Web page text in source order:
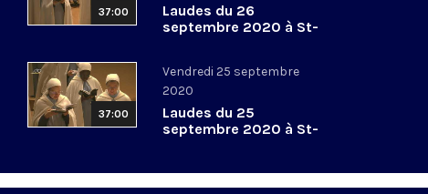
37:00
Laudes du 26
septembre 2020 à St-
37:00
Vendredi 25 septembre
2020
Laudes du 25
septembre 2020 à St-